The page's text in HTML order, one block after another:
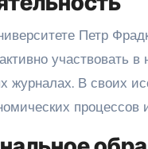
Петр
участвовать
журналах. В своих